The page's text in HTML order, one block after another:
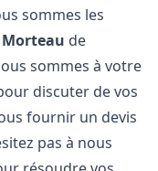
sommes les
Morteau de
sommes à votre
discuter de vos
fournir un devis
pas à nous